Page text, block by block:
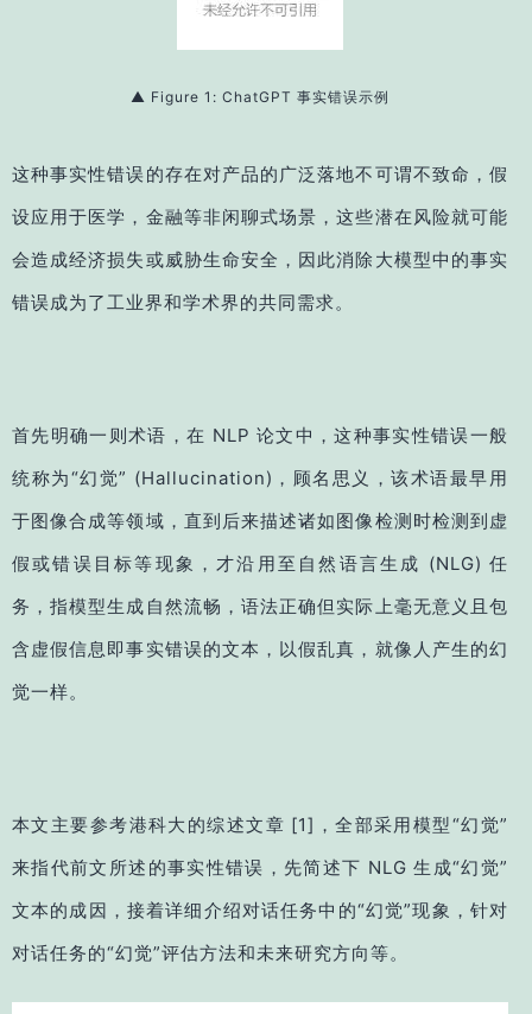
▲ Figure 1: ChatGPT 事实错误示例
这种事实性错误的存在对产品的广泛落地不可谓不致命，假
设应用于医学，金融等非闲聊式场景，这些潜在风险就可能
会造成经济损失或威胁生命安全，因此消除大模型中的事实
错误成为了工业界和学术界的共同需求。
首先明确一则术语，在 NLP 论文中，这种事实性错误一般
统称为“幻觉” (Hallucination)，顾名思义，该术语最早用
于图像合成等领域，直到后来描述诸如图像检测时检测到虚
假或错误目标等现象，才沿用至自然语言生成 (NLG) 任
务，指模型生成自然流畅，语法正确但实际上毫无意义且包
含虚假信息即事实错误的文本，以假乱真，就像人产生的幻
觉一样。
本文主要参考港科大的综述文章 [1] ，全部采用模型“幻觉”
来指代前文所述的事实性错误，先简述下 NLG 生成“幻觉”
文本的成因，接着详细介绍对话任务中的“幻觉”现象，针对
对话任务的“幻觉”评估方法和未来研究方向等。